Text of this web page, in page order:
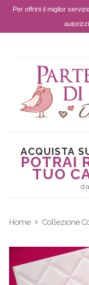
Per offrirti il miglior
ACQUISTA
POTRAI
TUO
Home Collezione